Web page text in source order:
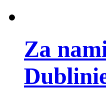
Za